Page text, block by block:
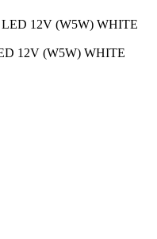
12V (W5W) WHITE